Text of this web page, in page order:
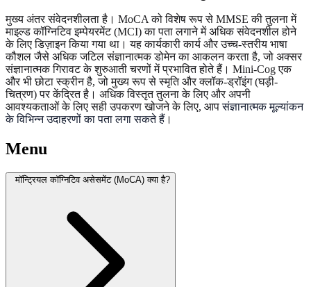
मुख्य अंतर संवेदनशीलता है। MoCA को विशेष रूप से MMSE की तुलना में
माइल्ड कॉग्निटिव इम्पेयरमेंट (MCI) का पता लगाने में अधिक संवेदनशील होने
के लिए डिज़ाइन किया गया था। यह कार्यकारी कार्य और उच्च-स्तरीय भाषा
कौशल जैसे अधिक जटिल संज्ञानात्मक डोमेन का आकलन करता है, जो अक्सर
संज्ञानात्मक गिरावट के शुरुआती चरणों में प्रभावित होते हैं। Mini-Cog एक
और भी छोटा स्क्रीन है, जो मुख्य रूप से स्मृति और क्लॉक-ड्रॉइंग (घड़ी-
चित्रण) पर केंद्रित है। अधिक विस्तृत तुलना के लिए और अपनी
आवश्यकताओं के लिए सही उपकरण खोजने के लिए, आपसंज्ञानात्मक मूल्यांकन
के विभिन्न उदाहरणों का पता लगा सकते हैं ।
Menu
मॉन्ट्रियल कॉग्निटिव असेसमेंट (MoCA) क्या है?